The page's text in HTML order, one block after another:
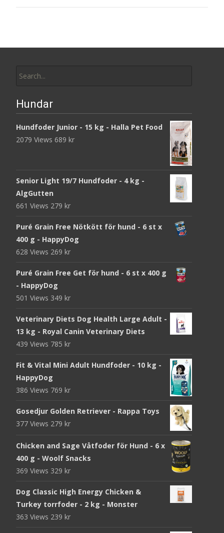
for:
Hundar
Hundfoder Junior - 15 kg - Halla Pet Food
2079 Views 689 kr
Senior Light 19/7 Hundfoder - 4 kg -
AlgGutten
661 Views 279 kr
Puré Grain Free Nötkött för hund - 6 st x
400 g - HappyDog
628 Views 269 kr
Puré Grain Free Get för hund - 6 st x 400 g
- HappyDog
501 Views 349 kr
Veterinary Diets Dog Health Large Adult -
13 kg - Royal Canin Veterinary Diets
439 Views 785 kr
Fit & Vital Mini Adult Hundfoder - 10 kg -
HappyDog
386 Views 769 kr
Gosedjur Golden Retriever - Rappa Toys
377 Views 279 kr
Chicken and Sage Våtfoder för Hund - 6 x
400 g - Woolf Snacks
369 Views 329 kr
Dog Classic High Energy Chicken &
Turkey torrfoder - 2 kg - Monster
363 Views 239 kr